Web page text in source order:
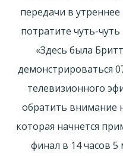
передачи в
потратите чуть-
«Здесь была
демонстрироваться
телевизионного
обратить внимание
которая начнется
финал в 14 часов 5